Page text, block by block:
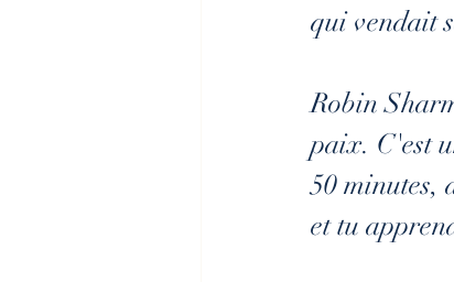
qui vendait
Robin
paix. C'est
50 minutes,
et tu